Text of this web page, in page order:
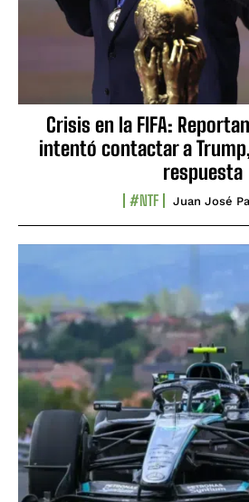
Crisis en la FIFA:
intentó contactar a
respuesta
#NTF Juan José